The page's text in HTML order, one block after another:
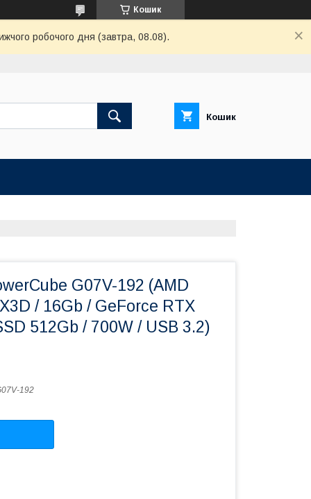
Кошик
робочого дня (завтра, 08.08).
Кошик
G07V-192 (AMD
/ 16Gb / GeForce RTX
512Gb / 700W / USB 3.2)
192